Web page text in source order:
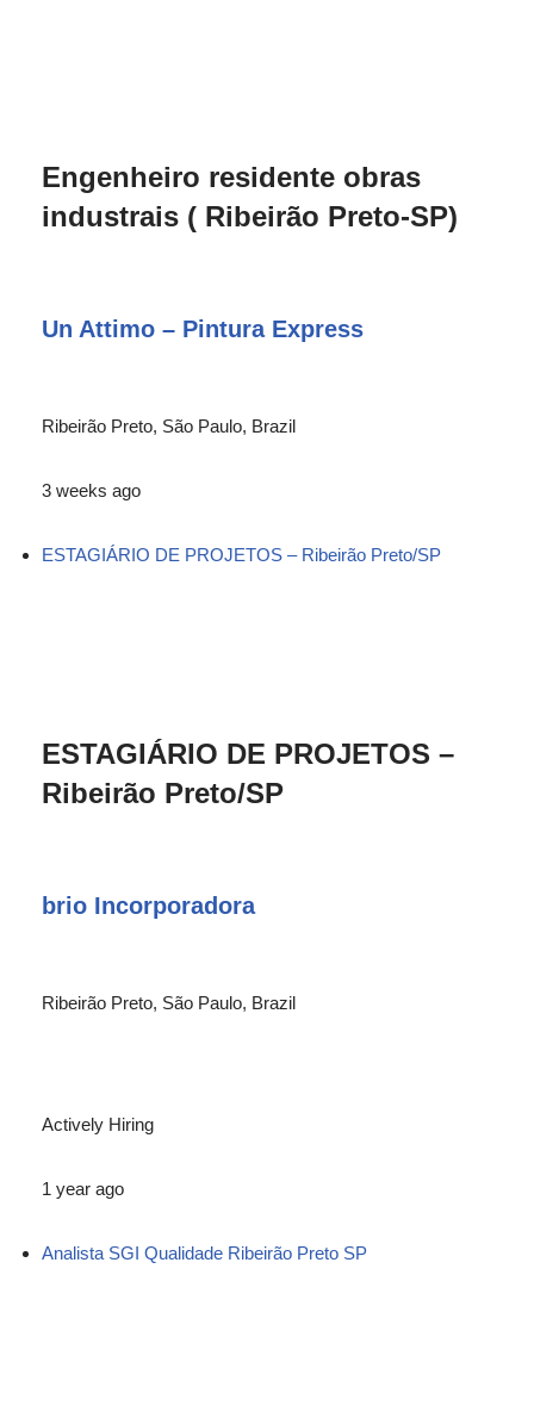
Engenheiro residente obras
industrais ( Ribeirão Preto-SP)
Un Attimo – Pintura Express
Ribeirão Preto, São Paulo, Brazil
3 weeks ago
ESTAGIÁRIO DE PROJETOS – Ribeirão Preto/SP
ESTAGIÁRIO DE PROJETOS –
Ribeirão Preto/SP
brio Incorporadora
Ribeirão Preto, São Paulo, Brazil
Actively Hiring
1 year ago
Analista SGI Qualidade Ribeirão Preto SP